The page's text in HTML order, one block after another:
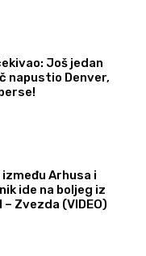
Još jedan
napustio Denver,
Arhusa i
ide na boljeg iz
Zvezda (VIDEO)